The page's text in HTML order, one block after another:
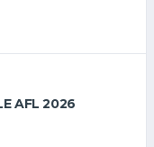
AFL 2026